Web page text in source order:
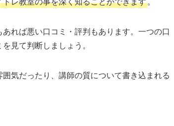
れば悪い口コミ・評判もあります。一つの口
見て判断しましょう。
気だったり、講師の質について書き込まれる